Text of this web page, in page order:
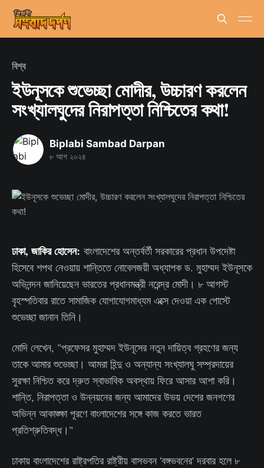
বিশ্ব
ইউনূসকে শুভেচ্ছা মোদীর, উচ্চারণ করলেন
সংখ্যালঘুদের নিরাপত্তা নিশ্চিতের কথা!
Biplabi Sambad Darpan
৮ আগ ২০২৪
ঢাকা, জাকির হোসেন: বাংলাদেশের অন্তর্বর্তী সরকারের প্রধান উপদেষ্টা
হিসেবে শপথ নেওয়ায় শান্তিতে নোবেলজয়ী অধ্যাপক ড. মুহাম্মদ ইউনূসকে
অভিনন্দন জানিয়েছেন ভারতের প্রধানমন্ত্রী নরেন্দ্র মোদী। ৮ আগস্ট
বৃহস্পতিবার রাতে সামাজিক যোগাযোগমাধ্যম এক্সে দেওয়া এক পোস্টে
শুভেচ্ছা জানান তিনি।
মোদি লেখেন, "প্রফেসর মুহাম্মদ ইউনূসের নতুন দায়িত্ব গ্রহণের জন্য
তাকে আমার শুভেচ্ছা। আমরা হিন্দু ও অন্যান্য সংখ্যালঘু সম্প্রদায়ের
সুরক্ষা নিশ্চিত করে দ্রুত স্বাভাবিক অবস্থায় ফিরে আসার আশা করি।
শান্তি, নিরাপত্তা ও উন্নয়নের জন্য আমাদের উভয় দেশের জনগণের
অভিন্ন আকাঙ্ক্ষা পূরণে বাংলাদেশের সঙ্গে কাজ করতে ভারত
প্রতিশ্রুতিবদ্ধ।"
ঢাকায় বাংলাদেশের রাষ্ট্রপতির রাষ্ট্রীয় বাসভবন 'বঙ্গভবনের' দরবার হলে ৮